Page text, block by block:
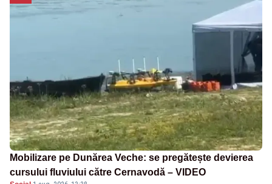
Mobilizare pe Dunărea Veche: se pregătește devierea
cursului fluviului către Cernavodă – VIDEO